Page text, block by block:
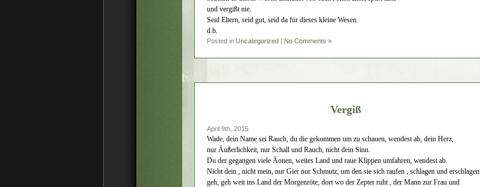
und vergißt nie.
Seid Eltern, seid gut, seid da für dieses kleine Wesen.
d.b.
Posted in Uncategorized | No Comments »
Vergiß
April 9th, 2015
Wade, dein Name sei Rauch, du die gekommen um zu schauen, wendest ab, dein Herz,
nur Äußerlichkeit, nur Schall und Rauch, nicht dein Sinn.
Du der gegangen viele Äonen, weites Land und raue Klippen umfahren, wendest ab.
Nicht dein , nicht mein, nur Gier nur Schmutz, um den sie sich raufen , schlagen und erschlagen,
geh, geh weit ins Land der Morgenröte, dort wo der Zepter ruht , der Mann zur Frau und